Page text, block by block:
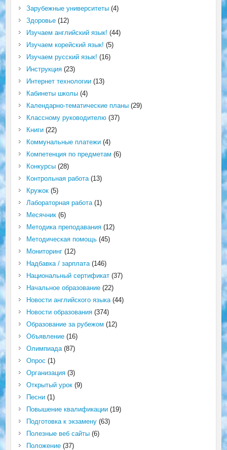
Зарубежные университеты(4)
Здоровье(12)
Изучаем английский язык! (44)
Изучаем корейский язык! (5)
Изучаем русский язык! (16)
Инструкция(23)
Интернет технологии(13)
Кабинеты школы(4)
Календарно-тематические планы(29)
Классному руководителю(37)
Книги(22)
Коммунальные платежи(4)
Компетенция по предметам (6)
Конкурсы(28)
Контрольная работа(13)
Кружок(5)
Лабораторная работа(1)
Месячник(6)
Методика преподавания(12)
Методическая помощь(45)
Мониторинг(12)
Надбавка / зарплата(146)
Национальный сертификат(37)
Начальное образование(22)
Новости английского языка(44)
Новости образования(374)
Образование за рубежом (12)
Объявление(16)
Олимпиада(87)
Опрос (1)
Организация(3)
Открытый урок(9)
Песни(1)
Повышение квалификации(19)
Подготовка к экзамену(63)
Полезные веб сайты(6)
Положение(37)